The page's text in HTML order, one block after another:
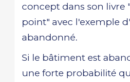
concept dans son livre
point" avec l'exemple
abandonné.
Si le bâtiment est
une forte probabilité